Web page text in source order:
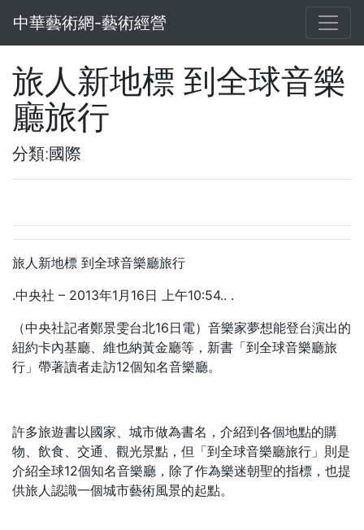
中華藝術網-藝術經營
旅人新地標 到全球音樂
廳旅行
分類:國際
旅人新地標 到全球音樂廳旅行
.中央社 – 2013年1月16日 上午10:54.. .
（中央社記者鄭景雯台北16日電）音樂家夢想能登台演出的
紐約卡內基廳、維也納黃金廳等，新書「到全球音樂廳旅
行」帶著讀者走訪12個知名音樂廳。
許多旅遊書以國家、城市做為書名，介紹到各個地點的購
物、飲食、交通、觀光景點，但「到全球音樂廳旅行」則是
介紹全球12個知名音樂廳，除了作為樂迷朝聖的指標，也提
供旅人認識一個城市藝術風景的起點。